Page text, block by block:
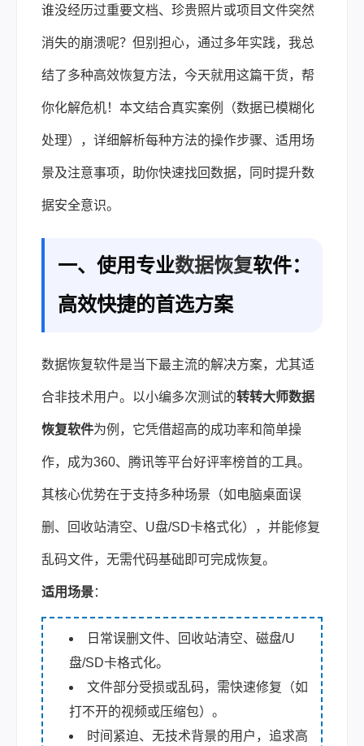
谁没经历过重要文档、珍贵照片或项目文件突然
消失的崩溃呢？但别担心，通过多年实践，我总
结了多种高效恢复方法，今天就用这篇干货，帮
你化解危机！本文结合真实案例（数据已模糊化
处理），详细解析每种方法的操作步骤、适用场
景及注意事项，助你快速找回数据，同时提升数
据安全意识。
一、使用专业数据恢复软件：
高效快捷的首选方案
数据恢复软件是当下最主流的解决方案，尤其适
合非技术用户。以小编多次测试的转转大师数据
恢复软件为例，它凭借超高的成功率和简单操
作，成为360、腾讯等平台好评率榜首的工具。
其核心优势在于支持多种场景（如电脑桌面误
删、回收站清空、U盘/SD卡格式化），并能修复
乱码文件，无需代码基础即可完成恢复。
适用场景：
日常误删文件、回收站清空、磁盘/U
盘/SD卡格式化。
文件部分受损或乱码，需快速修复（如
打不开的视频或压缩包）。
时间紧迫、无技术背景的用户，追求高